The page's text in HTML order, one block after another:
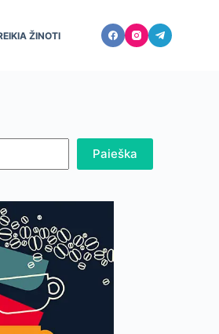
ŽINOTI
Paieška